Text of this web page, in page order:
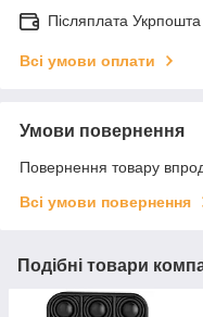
Післяплата Укрпошта
Всі умови оплати
Умови повернення
Повернення товару
Всі умови повернення
Подібні товари